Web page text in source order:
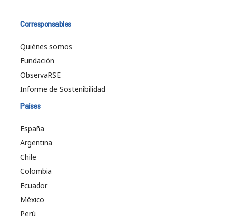
Corresponsables
Quiénes somos
Fundación
ObservaRSE
Informe de Sostenibilidad
Países
España
Argentina
Chile
Colombia
Ecuador
México
Perú